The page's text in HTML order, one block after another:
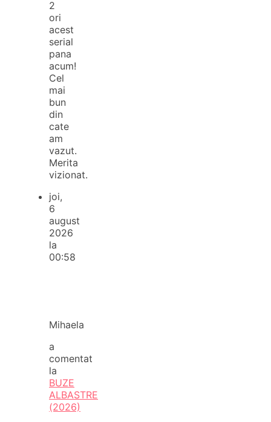
2
ori
acest
serial
pana
acum!
Cel
mai
bun
din
cate
am
vazut.
Merita
vizionat.
joi,
6
august
2026
la
00:58
Mihaela
a
comentat
la
BUZE
ALBASTRE
(2026)